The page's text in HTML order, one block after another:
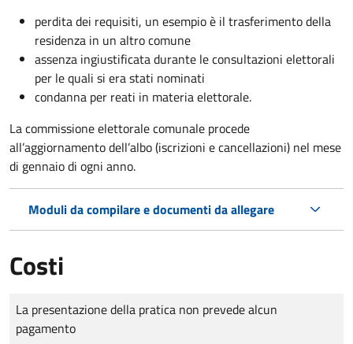
perdita dei requisiti, un esempio è il trasferimento della
residenza in un altro comune
assenza ingiustificata durante le consultazioni elettorali
per le quali si era stati nominati
condanna per reati in materia elettorale.
La commissione elettorale comunale procede
all’aggiornamento dell’albo (iscrizioni e cancellazioni) nel mese
di gennaio di ogni anno.
Moduli da compilare e documenti da allegare
Costi
Tipo di pagamento
Importo
La presentazione della pratica non prevede alcun
pagamento